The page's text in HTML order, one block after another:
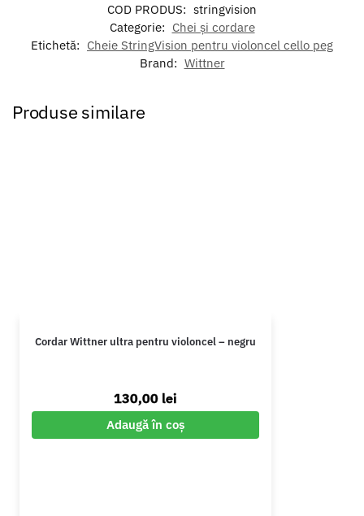
COD PRODUS: stringvision
Categorie: Chei și cordare
Etichetă: Cheie StringVision pentru violoncel cello peg
Brand: Wittner
Produse similare
Cordar Wittner ultra pentru violoncel – negru
130,00 lei
Adaugă în coș